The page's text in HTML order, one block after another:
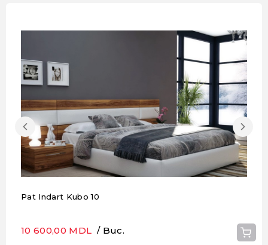
Pat Indart Kubo 10
10 600,00 MDL / Buc.